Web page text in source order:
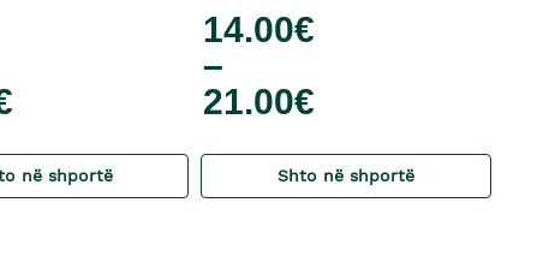
në shportë
14.00€
–
21.00€
Shto në shportë